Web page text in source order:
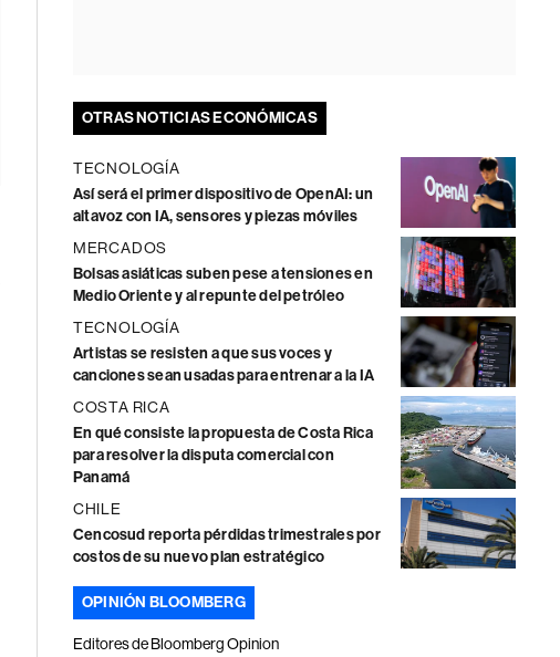
OTRAS NOTICIAS ECONÓMICAS
TECNOLOGÍA
Así será el primer dispositivo de OpenAI: un
altavoz con IA, sensores y piezas móviles
MERCADOS
Bolsas asiáticas suben pese a tensiones en
Medio Oriente y al repunte del petróleo
TECNOLOGÍA
Artistas se resisten a que sus voces y
canciones sean usadas para entrenar a la IA
COSTA RICA
En qué consiste la propuesta de Costa Rica
para resolver la disputa comercial con
Panamá
CHILE
Cencosud reporta pérdidas trimestrales por
costos de su nuevo plan estratégico
OPINIÓN BLOOMBERG
Editores de Bloomberg Opinion